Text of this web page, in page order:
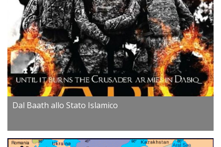
Dal Baath allo Stato Islamico